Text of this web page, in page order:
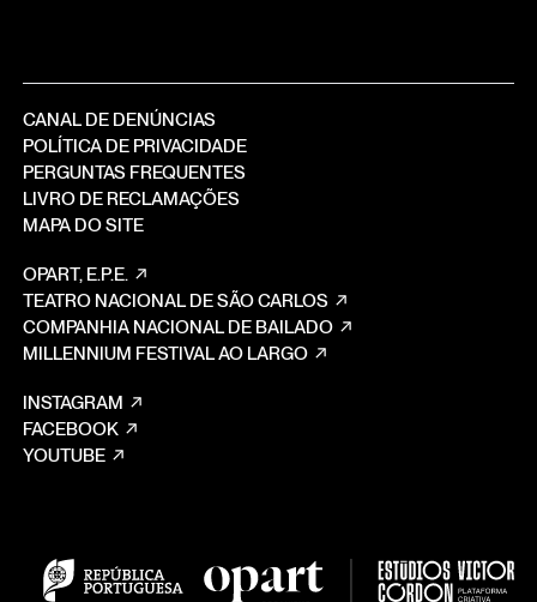
CANAL DE DENÚNCIAS
POLÍTICA DE PRIVACIDADE
PERGUNTAS FREQUENTES
LIVRO DE RECLAMAÇÕES
MAPA DO SITE
OPART, E.P.E.
TEATRO NACIONAL DE SÃO CARLOS
COMPANHIA NACIONAL DE BAILADO
MILLENNIUM FESTIVAL AO LARGO
INSTAGRAM
FACEBOOK
YOUTUBE